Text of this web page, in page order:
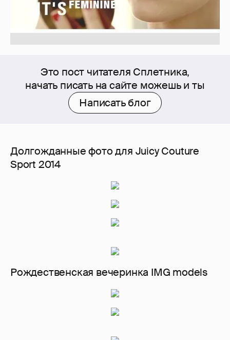
Это пост читателя Сплетника,
начать писать на сайте можешь и ты
Написать блог
Долгожданные фото для Juicy Couture
Sport 2014
Рождественская вечеринка IMG models